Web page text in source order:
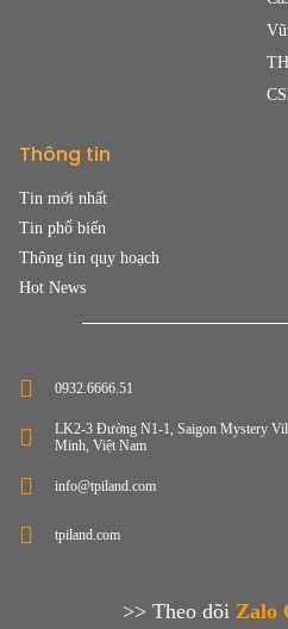
Thông tin
Tin mới nhất
Tin phổ biến
Thông tin quy hoạch
Hot News
0932.6666.51
LK2-3 Đường N1-1, Saigon Mystery
Minh, Việt Nam
info@tpiland.com
tpiland.com
>> Theo dõi Zalo